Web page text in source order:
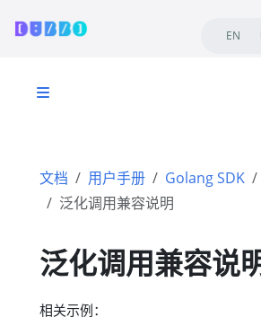
EN
文档 用户手册 Golang SDK
泛化调用兼容说明
泛化调用兼容说
相关示例：